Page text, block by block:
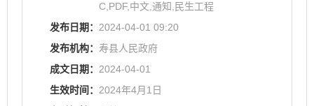
C,PDF,中文,通知,民生工程
发布日期： 2024-04-01 09:20
发布机构： 寿县人民政府
成文日期： 2024-04-01
生效时间： 2024年4月1日